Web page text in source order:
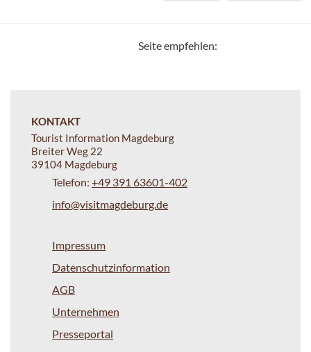
Seite empfehlen:
KONTAKT
Tourist Information Magdeburg
Breiter Weg 22
39104 Magdeburg
Telefon: +49 391 63601-402
info@visitmagdeburg.de
Impressum
Datenschutzinformation
AGB
Unternehmen
Presseportal